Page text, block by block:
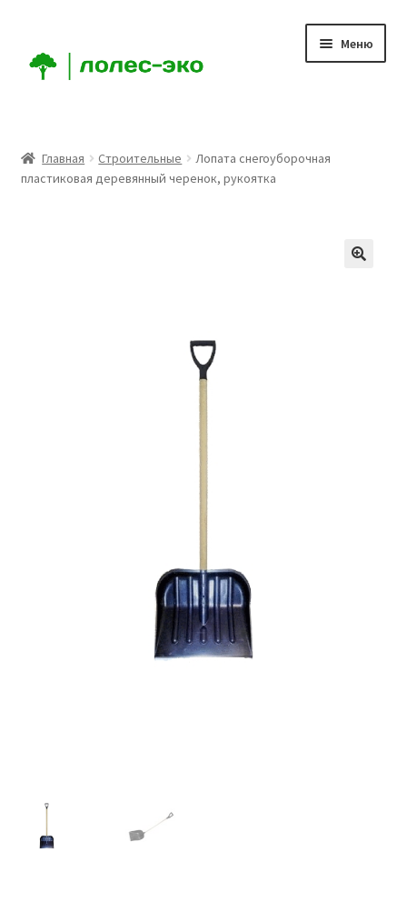
навигации
содержимому
Меню
О Компании
Главная Строительные
Лопата снегоуборочная
пластиковая деревянный черенок, рукоятка